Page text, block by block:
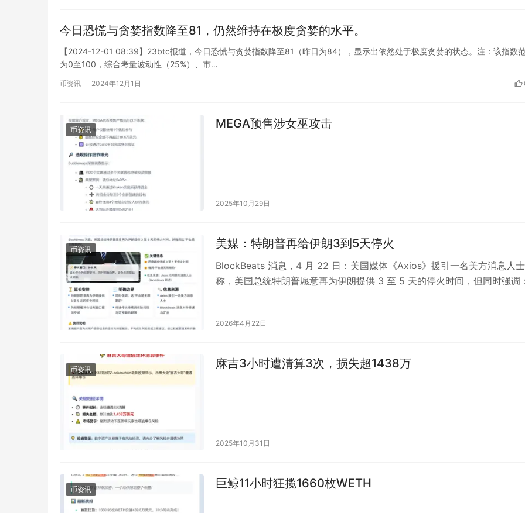
今日恐慌与贪婪指数降至81，仍然维持在极度贪婪的水平。
【2024-12-01 08:39】23btc报道，今日恐慌与贪婪指数降至81（昨日为84），显示出依然处于极度贪婪的状态。注：该指数
为0至100，综合考量波动性（25%）、市…
币资讯 2024年12月1日
币资讯 MEGA预售涉女巫攻击
2025年10月29日
币资讯 美媒：特朗普再给伊朗3到5天停火
BlockBeats 消息，4 月 22 日：美国媒体《Axios》援引一名美方消息人士
称，美国总统特朗普愿意再为伊朗提供 3 至 5 天的停火时间，但同时强调
2026年4月22日
币资讯 麻吉3小时遭清算3次，损失超1438万
2025年10月31日
币资讯 巨鲸11小时狂揽1660枚WETH